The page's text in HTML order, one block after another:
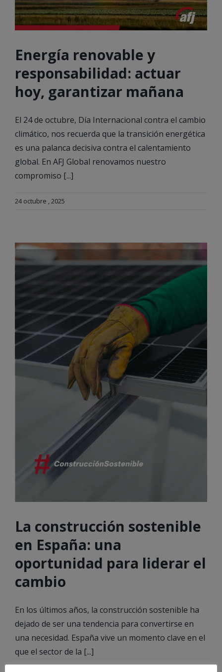
Energía renovable y
responsabilidad: actuar
hoy, garantizar mañana
El 24 de octubre, Día Internacional contra el cambio
climático, nos recuerda que la transición energética
es una palanca decisiva contra el calentamiento
global. En AFJ Global renovamos nuestro
compromiso [...]
24 octubre , 2025
La construcción sostenible
en España: una
oportunidad para liderar el
cambio
En los últimos años, la construcción sostenible ha
dejado de ser una tendencia para convertirse en
una necesidad. España vive un momento clave en el
que el sector de la [...]